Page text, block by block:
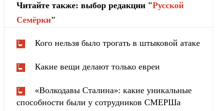
Читайте также: выбор редакции "Русской
Cемёрки"
Кого нельзя было трогать в штыковой атаке
Какие вещи делают только евреи
«Волкодавы Сталина»: какие уникальные
способности были у сотрудников СМЕРШа